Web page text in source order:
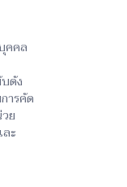
คคล
ดัง
ารคัด
ย
ะ